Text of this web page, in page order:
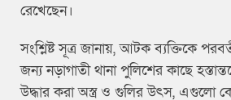
রেখেছেন।
সংশ্লিষ্ট সূত্র জানায়, আটক ব্যক্তিকে
জন্য নড়াগাতী থানা পুলিশের কাছে
উদ্ধার করা অস্ত্র ও গুলির উৎস, এগুলো